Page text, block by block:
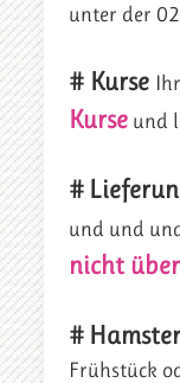
unter der
# Kurse
Kurse und
#
und und
nicht
#
Frühstück